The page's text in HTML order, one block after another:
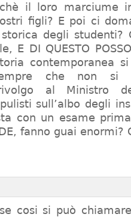
il loro marciume
figli? E poi ci
degli
E DI QUESTO POSSO
contemporanea
che non
al Ministro
sull’albo degli
con un esame
fanno guai enormi?
cosi si può